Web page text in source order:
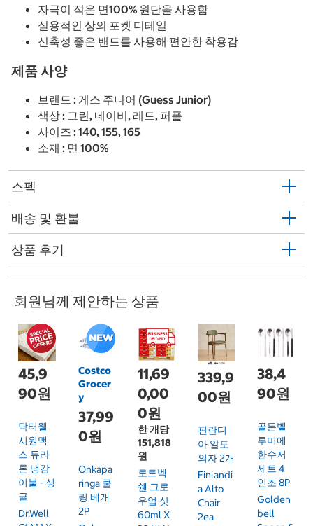
자극이 적은 면100% 원단을 사용함
실용적인 상의 포켓 디테일
신축성 좋은 밴드를 사용해 편안한 착용감
제품 사양
브랜드 : 게스 주니어 (Guess Junior)
색상 : 그린, 네이비, 레드, 퍼플
사이즈 : 140, 155, 165
소재 : 면 100%
스펙
배송 및 환불
상품 후기
회원님께 제안하는 상품
45,9
90원
닥터웰
시원맥
스 듀라
론 냉감
이불 - 싱
글
Dr.Well
Costco
Grocer
y
37,99
0원
Onkapa
Ringa 쿨
링 베개
2P
11,69
0,00
0원
한 개당
151,818
원
로트벡
쉔 그로
우업 샷
60ml X
339,9
00원
핀란디
아 알토
의자 2개
Finlandi
A Alto
Chair
2ea
38,4
90원
골든벨
루미에
한수저
세트 4
인조 8P
Golden
Bell